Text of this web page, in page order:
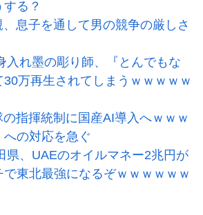
る？
、息子を通して男の競争の厳しさ
入れ墨の彫り師、『とんでもな
万再生されてしまうｗｗｗｗｗ
指揮統制に国産AI導入へｗｗｗ
への対応を急ぐ
県、UAEのオイルマネー2兆円が
東北最強になるぞｗｗｗｗｗｗ